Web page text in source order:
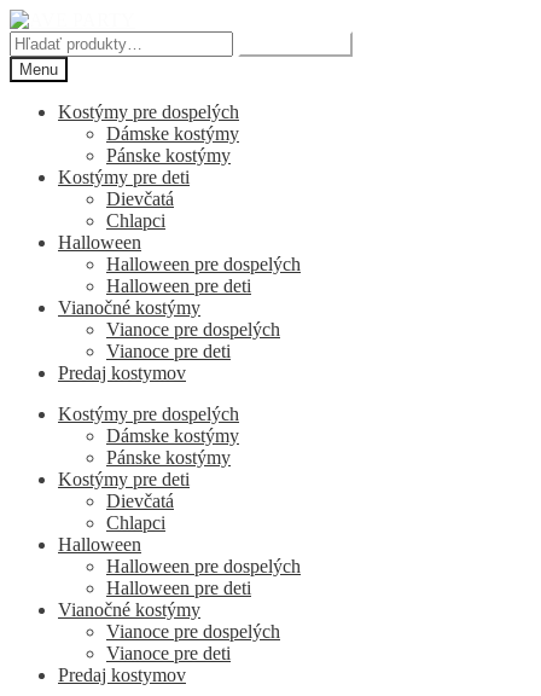
Preskočiť
na
navigáciu
Preskočiť
na
obsah
Hľadať:
Menu
Kostýmy pre dospelých
Dámske kostýmy
Pánske kostýmy
Kostýmy pre deti
Dievčatá
Chlapci
Halloween
Halloween pre dospelých
Halloween pre deti
Vianočné kostýmy
Vianoce pre dospelých
Vianoce pre deti
Predaj kostymov
Kostýmy pre dospelých
Dámske kostýmy
Pánske kostýmy
Kostýmy pre deti
Dievčatá
Chlapci
Halloween
Halloween pre dospelých
Halloween pre deti
Vianočné kostýmy
Vianoce pre dospelých
Vianoce pre deti
Predaj kostymov